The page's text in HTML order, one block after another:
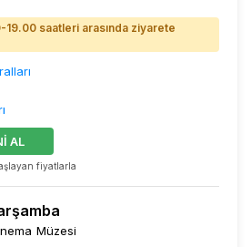
19.00 saatleri arasında ziyarete
fiyatlarla
AL
Müzesi